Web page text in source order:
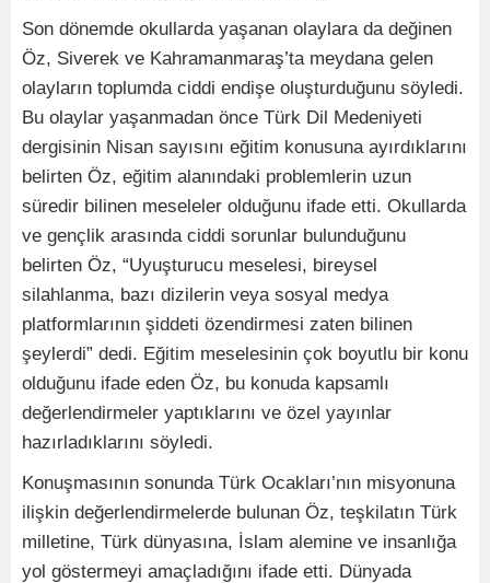
Son dönemde okullarda yaşanan olaylara da değinen
Öz, Siverek ve Kahramanmaraş’ta meydana gelen
olayların toplumda ciddi endişe oluşturduğunu söyledi.
Bu olaylar yaşanmadan önce Türk Dil Medeniyeti
dergisinin Nisan sayısını eğitim konusuna ayırdıklarını
belirten Öz, eğitim alanındaki problemlerin uzun
süredir bilinen meseleler olduğunu ifade etti. Okullarda
ve gençlik arasında ciddi sorunlar bulunduğunu
belirten Öz, “Uyuşturucu meselesi, bireysel
silahlanma, bazı dizilerin veya sosyal medya
platformlarının şiddeti özendirmesi zaten bilinen
şeylerdi” dedi. Eğitim meselesinin çok boyutlu bir konu
olduğunu ifade eden Öz, bu konuda kapsamlı
değerlendirmeler yaptıklarını ve özel yayınlar
hazırladıklarını söyledi.
Konuşmasının sonunda Türk Ocakları’nın misyonuna
ilişkin değerlendirmelerde bulunan Öz, teşkilatın Türk
milletine, Türk dünyasına, İslam alemine ve insanlığa
yol göstermeyi amaçladığını ifade etti. Dünyada